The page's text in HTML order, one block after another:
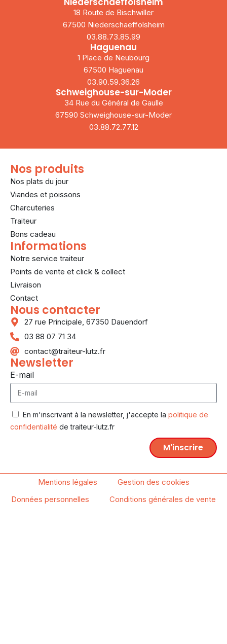
18 Route de Bischwiller
67500 Niederschaeffolsheim
03.88.73.85.99
Haguenau
1 Place de Neubourg
67500 Haguenau
03.90.59.36.26
Schweighouse-sur-Moder
34 Rue du Général de Gaulle
67590 Schweighouse-sur-Moder
03.88.72.77.12
Nos produits
Nos plats du jour
Viandes et poissons
Charcuteries
Traiteur
Bons cadeau
Informations
Notre service traiteur
Points de vente et click & collect
Livraison
Contact
Nous contacter
27 rue Principale, 67350 Dauendorf
03 88 07 71 34
contact@traiteur-lutz.fr
Newsletter
E-mail
En m'inscrivant à la newsletter, j'accepte la politique de
confidentialité de traiteur-lutz.fr
M'inscrire
Mentions légales
Gestion des cookies
Données personnelles
Conditions générales de vente